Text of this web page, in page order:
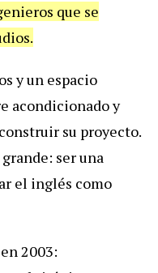
que se
y un espacio
acondicionado y
su proyecto.
ser una
el inglés como
2003: